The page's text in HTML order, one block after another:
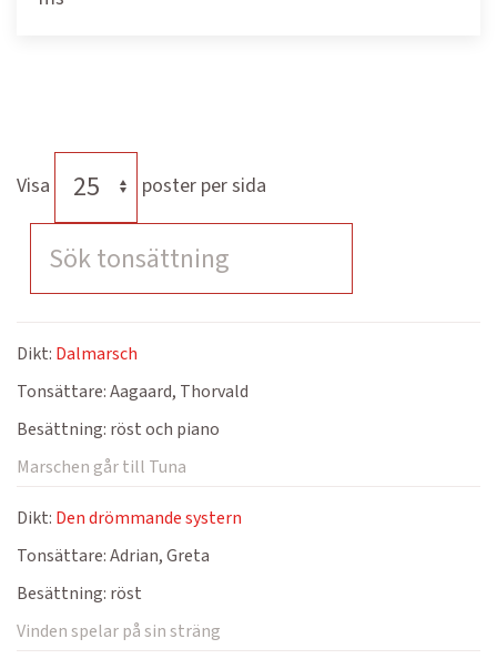
Visa poster per sida
Dikt: Dalmarsch
Tonsättare:Aagaard, Thorvald
Besättning: röst och piano
Marschen går till Tuna
Dikt: Den drömmande systern
Tonsättare:Adrian, Greta
Besättning: röst
Vinden spelar på sin sträng